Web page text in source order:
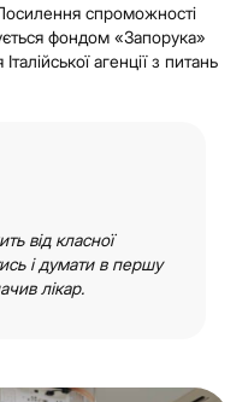
спроможності
фондом «Запорука»
агенції з питань
від класної
і думати в першу
лікар.